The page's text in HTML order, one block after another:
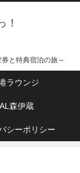
！
と特典宿泊の旅～
ラウンジ
森伊蔵
シーポリシー